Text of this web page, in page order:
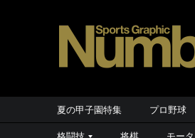
夏の甲子園特集 プロ野球